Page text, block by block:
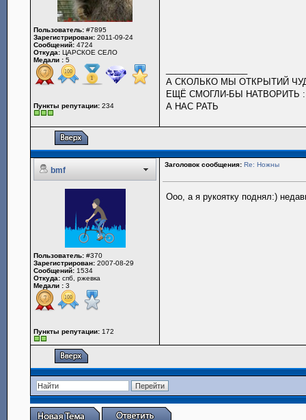
Пользователь: #7895
Зарегистрирован: 2011-09-24
Сообщений: 4724
Откуда: ЦАРСКОЕ СЕЛО
Медали : 5
Пункты репутации: 234
А СКОЛЬКО МЫ ОТКРЫТИЙ
ЕЩЁ СМОГЛИ-БЫ НАТВОРИТЬ :
А НАС РАТЬ
bmf
Заголовок сообщения: Re: Ножны
Пользователь: #370
Зарегистрирован: 2007-08-29
Сообщений: 1534
Откуда: спб, ржевка
Медали : 3
Пункты репутации: 172
Ооо, а я рукоятку поднял:)